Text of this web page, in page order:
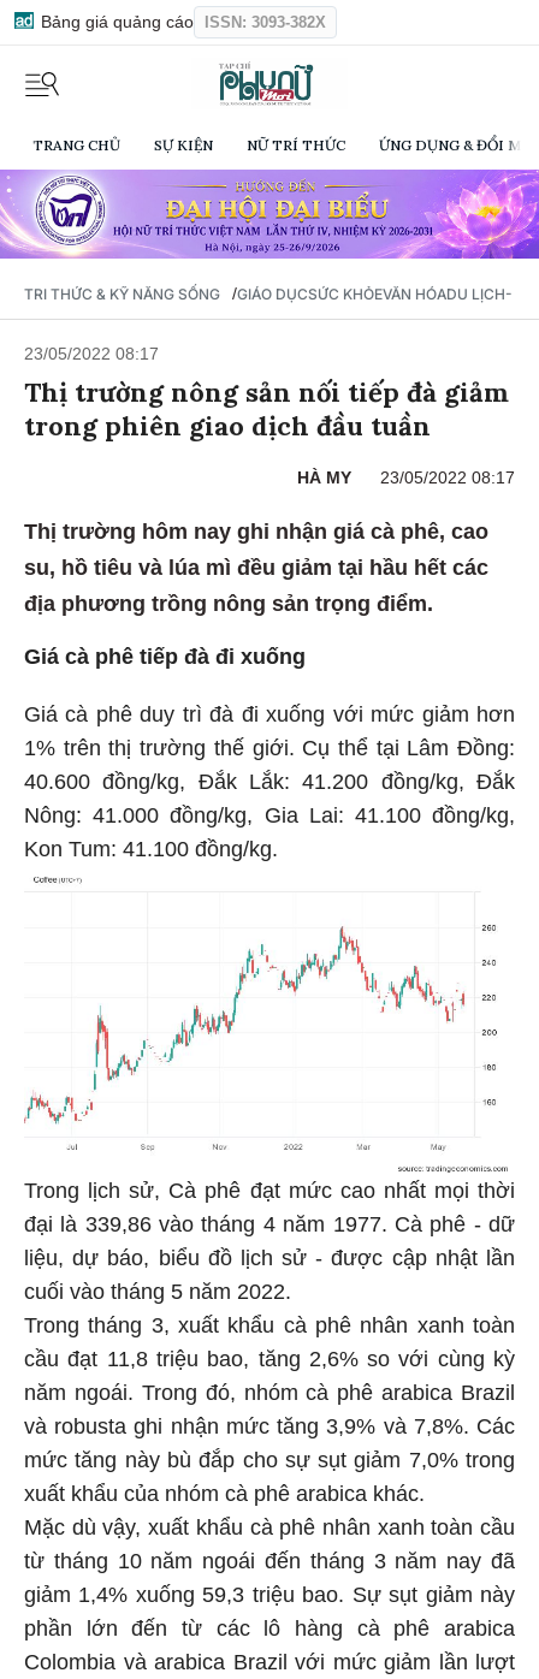
Bảng giá quảng cáo ISSN: 3093-382X
TRANG CHỦ SỰ KIỆN NỮ TRÍ THỨC ỨNG DỤNG & ĐỔI
TRI THỨC & KỸ NĂNG SỐNG /GIÁO DỤCSỨC KHỎEVĂN HÓADU LỊCH-
23/05/2022 08:17
Thị trường nông sản nối tiếp đà giảm
trong phiên giao dịch đầu tuần
HÀ MY 23/05/2022 08:17
Thị trường hôm nay ghi nhận giá cà phê, cao
su, hồ tiêu và lúa mì đều giảm tại hầu hết các
địa phương trồng nông sản trọng điểm.
Giá cà phê tiếp đà đi xuống
Giá cà phê duy trì đà đi xuống với mức giảm hơn
1% trên thị trường thế giới. Cụ thể tại Lâm Đồng:
40.600 đồng/kg, Đắk Lắk: 41.200 đồng/kg, Đắk
Nông: 41.000 đồng/kg, Gia Lai: 41.100 đồng/kg,
Kon Tum: 41.100 đồng/kg.
Trong lịch sử, Cà phê đạt mức cao nhất mọi thời
đại là 339,86 vào tháng 4 năm 1977. Cà phê - dữ
liệu, dự báo, biểu đồ lịch sử - được cập nhật lần
cuối vào tháng 5 năm 2022.
Trong tháng 3, xuất khẩu cà phê nhân xanh toàn
cầu đạt 11,8 triệu bao, tăng 2,6% so với cùng kỳ
năm ngoái. Trong đó, nhóm cà phê arabica Brazil
và robusta ghi nhận mức tăng 3,9% và 7,8%. Các
mức tăng này bù đắp cho sự sụt giảm 7,0% trong
xuất khẩu của nhóm cà phê arabica khác.
Mặc dù vậy, xuất khẩu cà phê nhân xanh toàn cầu
từ tháng 10 năm ngoái đến tháng 3 năm nay đã
giảm 1,4% xuống 59,3 triệu bao. Sự sụt giảm này
phần lớn đến từ các lô hàng cà phê arabica
Colombia và arabica Brazil với mức giảm lần lượt